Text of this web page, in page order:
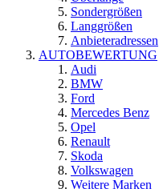
Sondergrößen
Langgrößen
Anbieteradressen
AUTOBEWERTUNG
Audi
BMW
Ford
Mercedes Benz
Opel
Renault
Skoda
Volkswagen
Weitere Marken